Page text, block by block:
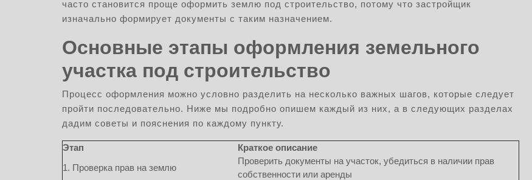
часто становится проще оформить землю под строительство, потому что застройщик
изначально формирует документы с таким назначением.
Основные этапы оформления земельного
участка под строительство
Процесс оформления можно условно разделить на несколько важных шагов, которые следует
пройти последовательно. Ниже мы подробно опишем каждый из них, а в следующих разделах
дадим советы и пояснения по каждому пункту.
Этап
Краткое описание
1. Проверка прав на землю
Проверить документы на участок, убедиться в наличии прав
собственности или аренды